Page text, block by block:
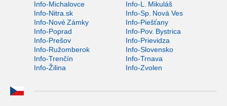
Info-Michalovce
Info-L. Mikuláš
Info-Nitra.sk
Info-Sp. Nová Ves
Info-Nové Zámky
Info-Piešťany
Info-Poprad
Info-Pov. Bystrica
Info-Prešov
Info-Prievidza
Info-Ružomberok
Info-Slovensko
Info-Trenčín
Info-Trnava
Info-Žilina
Info-Zvolen